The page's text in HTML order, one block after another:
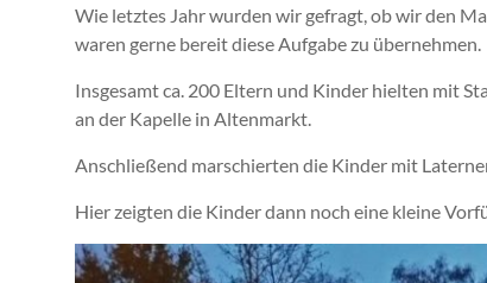
Wie letztes Jahr wurden wir gefragt, ob wir den
waren gerne bereit diese Aufgabe zu übernehmen.
Insgesamt ca. 200 Eltern und Kinder hielten mit
an der Kapelle in Altenmarkt.
Anschließend marschierten die Kinder mit
Hier zeigten die Kinder dann noch eine kleine